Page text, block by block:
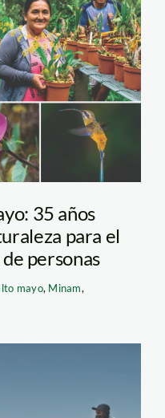
35 años
para el
personas
mayo, Minam,